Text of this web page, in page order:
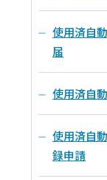
使用済自
届
使用済自
使用済自
録申請